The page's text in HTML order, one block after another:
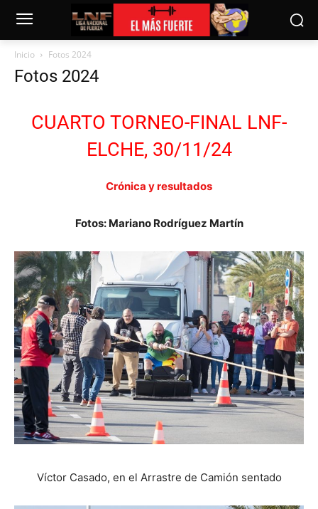
Inicio Fotos 2024
Fotos 2024
CUARTO TORNEO-FINAL LNF-
ELCHE, 30/11/24
Crónica y resultados
Fotos: Mariano Rodríguez Martín
Víctor Casado, en el Arrastre de Camión sentado